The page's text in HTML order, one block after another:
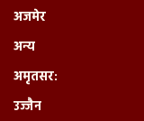
अजमेर
अन्य
अमृतसर:
उज्जैन